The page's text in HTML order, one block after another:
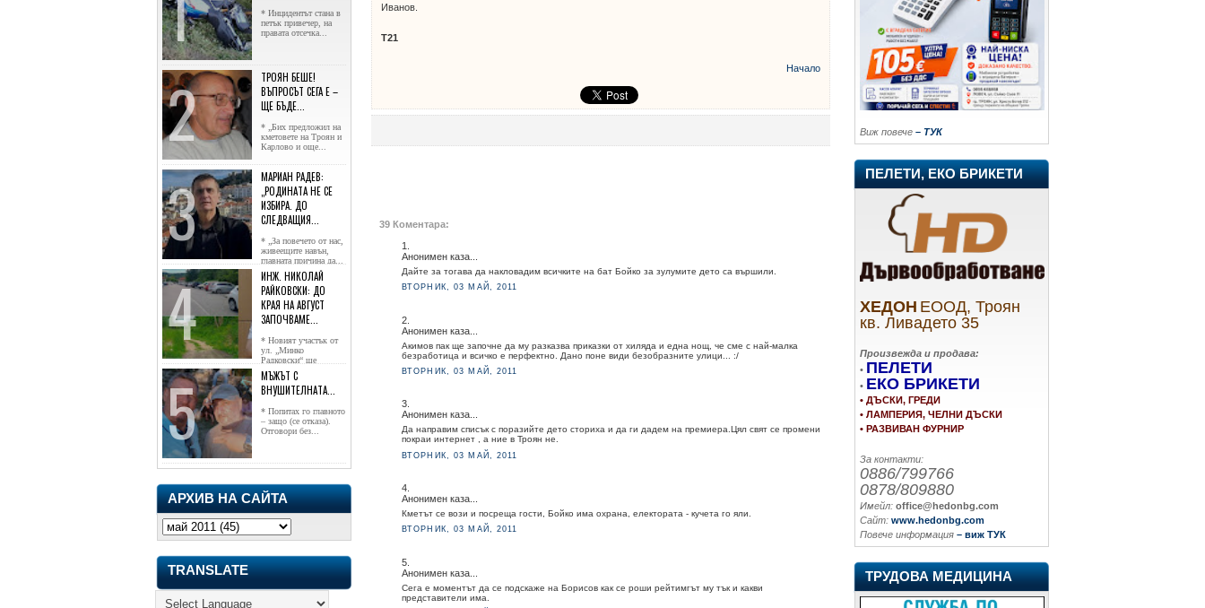
* Инцидентът стана в
петък привечер, на
правата отсечка...
ТРОЯН БЕШЕ!
ВЪПРОСЪТ СЕГА Е –
ЩЕ БЪДЕ...
* „Бих предложил на
кметовете на Троян и
Карлово и още...
МАРИАН РАДЕВ:
„РОДИНАТА НЕ СЕ
ИЗБИРА. ДО
СЛЕДВАЩИЯ...
* „За повечето от нас,
живеещите навън,
главната причина да...
ИНЖ. НИКОЛАЙ
РАЙКОВСКИ: ДО
КРАЯ НА АВГУСТ
ЗАПОЧВАМЕ...
* Новият участък от
ул. „Минко
Радковски“ ще
достигне жк...
МЪЖЪТ С
ВНУШИТЕЛНАТА...
* Попитах го главното
– защо (се отказа).
Отговори без...
АРХИВ НА САЙТА
TRANSLATE
Иванов.
Т21
Начало
39 Коментара:
1.
Анонимен каза...
Дайте за тогава да накловадим всичките на бат Бойко за зулумите дето са вършили.
ВТОРНИК, 03 МАЙ, 2011
2.
Анонимен каза...
Акимов пак ще започне да му разказва приказки от хиляда и една нощ, че сме с най-малка
безработица и всичко е перфектно. Дано поне види безобразните улици... :/
ВТОРНИК, 03 МАЙ, 2011
3.
Анонимен каза...
Да направим списък с поразийте дето сториха и да ги дадем на премиера.Цял свят се промени
покраи интернет , а ние в Троян не.
ВТОРНИК, 03 МАЙ, 2011
4.
Анонимен каза...
Кметът се вози и посреща гости, Бойко има охрана, електората - кучета го яли.
ВТОРНИК, 03 МАЙ, 2011
5.
Анонимен каза...
Сега е моментът да се подскаже на Борисов как се роши рейтимгът му тък и какви
представители има.
Виж повече – ТУК
ПЕЛЕТИ, ЕКО БРИКЕТИ
ХЕДОН ЕООД, Троян
кв. Ливадето 35
Произвежда и продава:
• ПЕЛЕТИ
• ЕКО БРИКЕТИ
• ДЪСКИ, ГРЕДИ
• ЛАМПЕРИЯ, ЧЕЛНИ ДЪСКИ
• РАЗВИВАН ФУРНИР
За контакти:
0886/799766
0878/809880
Имейл: office@hedonbg.com
Сайт: www.hedonbg.com
Повече информация – виж ТУК
ТРУДОВА МЕДИЦИНА